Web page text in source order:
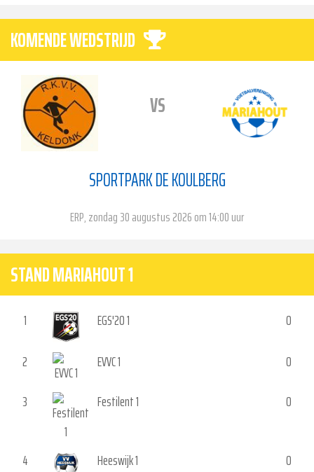
KOMENDE WEDSTRIJD
VS
SPORTPARK DE KOULBERG
ERP, zondag 30 augustus 2026 om 14:00 uur
STAND MARIAHOUT 1
1 EGS'20 1
0
2
EVVC 1
0
3
Festilent 1 0
4 Heeswijk 1
0